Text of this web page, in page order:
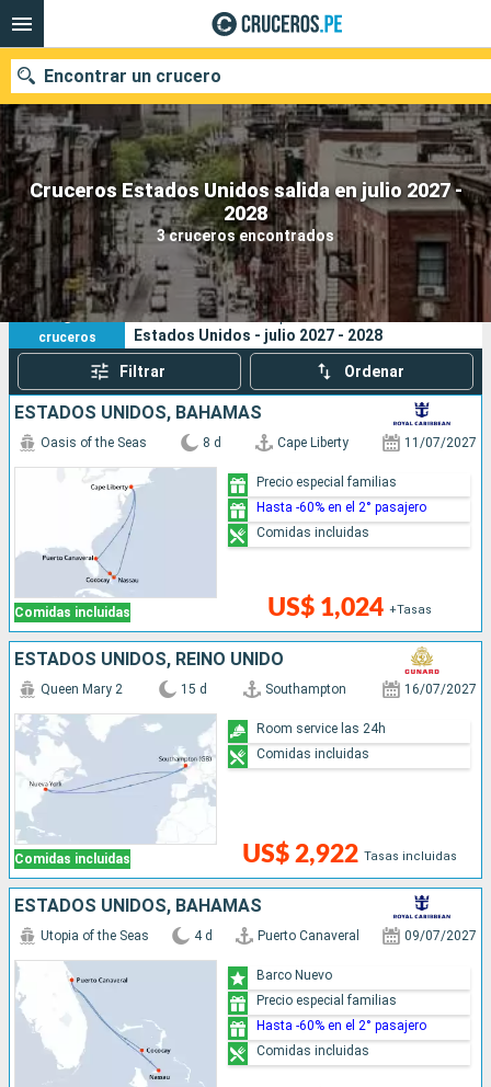
Cruceros Estados Unidos salida en julio 2027 -
2028
3 cruceros encontrados
Encontrar un crucero
Nuestros destinos
Fecha de salida
Puertos Compañías
Buscar
3
cruceros
Sus criterios de búsqueda:
Estados Unidos - julio 2027 - 2028
Filtrar Ordenar
ESTADOS UNIDOS, BAHAMAS
Comidas incluidas
Oasis of the Seas 8 d Cape Liberty 11/07/2027
US$ 1,024 +Tasas
Precio especial familias
Hasta -60% en el 2° pasajero
Comidas incluidas
ESTADOS UNIDOS, REINO UNIDO
Comidas incluidas
Queen Mary 2 15 d Southampton 16/07/2027
US$ 2,922 Tasas incluidas
Room service las 24h
Comidas incluidas
ESTADOS UNIDOS, BAHAMAS
Utopia of the Seas 4 d Puerto Canaveral 09/07/2027
Barco Nuevo
Precio especial familias
Hasta -60% en el 2° pasajero
Comidas incluidas